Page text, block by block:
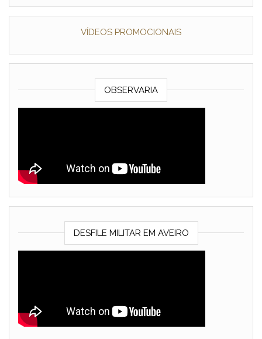
VÍDEOS PROMOCIONAIS
OBSERVARIA
DESFILE MILITAR EM AVEIRO